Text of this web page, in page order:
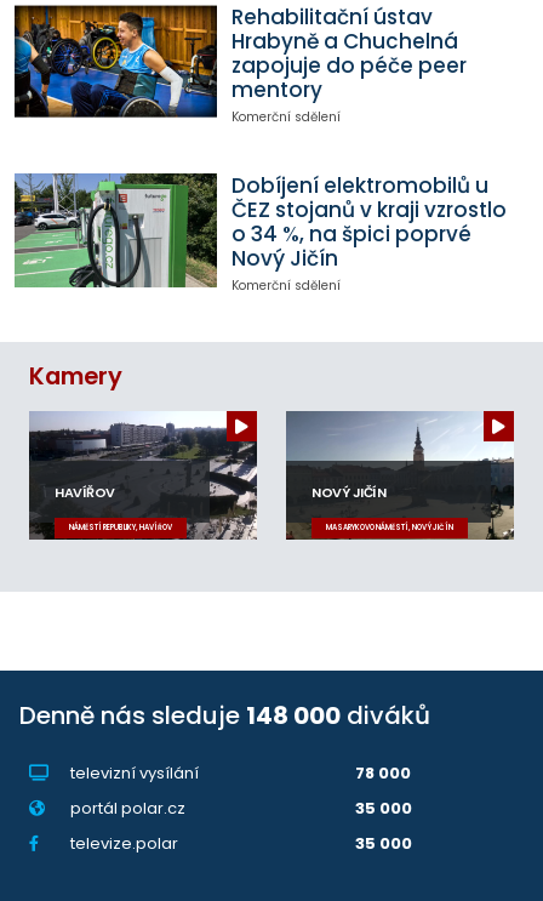
Rehabilitační ústav
Hrabyně a Chuchelná
zapojuje do péče peer
mentory
Komerční sdělení
Dobíjení elektromobilů u
ČEZ stojanů v kraji vzrostlo
o 34 %, na špici poprvé
Nový Jičín
Komerční sdělení
Kamery
HAVÍŘOV
NÁMĚSTÍ REPUBLIKY, HAVÍŘOV
NOVÝ JIČÍN
MASARYKOVO NÁMĚSTÍ, NOVÝ JIČÍN
Denně nás sleduje 148 000 diváků
televizní vysílání
78 000
portál polar.cz
35 000
televize.polar
35 000